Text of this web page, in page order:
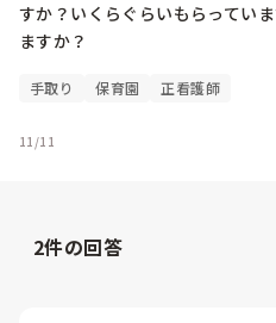
すか？いくらぐらいもらってい
ますか？
手取り 保育園 正看護師
11/11
2件の回答